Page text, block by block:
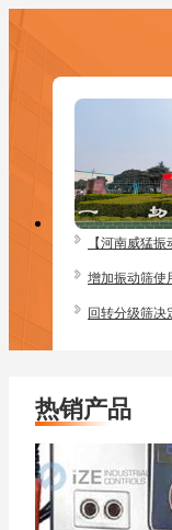
【河南威猛
增加振动筛
回转分级筛决
热销产品